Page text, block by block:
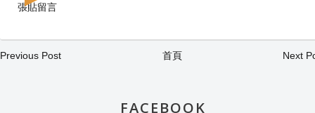
張貼留言
Previous Post 首頁 Next
FACEBOOK